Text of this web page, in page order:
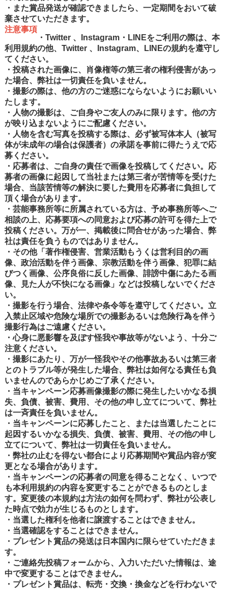
・また賞品発送が確認できましたら、一定期間をおいて破
棄させていただきます。
注意事項
・Twitter 、Instagram・LINEをご利用の際は、本
利用規約の他、Twitter 、Instagram、LINEの規約を遵守し
てください。
・投稿された画像に、肖像権等の第三者の権利侵害があっ
た場合、弊社は一切責任を負いません。
・撮影の際は、他の方のご迷惑にならないようにお願いい
たします。
・人物の撮影は、ご自身やご友人のみに限ります。他の方
が映り込まないようにご配慮ください。
・人物を含む写真を投稿する際は、必ず被写体本人（被写
体が未成年の場合は保護者）の承諾を事前に得たうえで応
募ください。
・応募者は、ご自身の責任で画像を投稿してください。応
募者の画像に起因して当社または第三者が苦情等を受けた
場合、当該苦情等の解決に要した費用を応募者に負担して
頂く場合があります。
・芸能事務所等に所属されている方は、予め事務所等へご
相談の上、応募要項への同意および応募の許可を得た上で
投稿ください。万が一、掲載後に問合せがあった場合、弊
社は責任を負うものではありません。
・その他「著作権侵害、営業活動もうくは営利目的の画
像、政治活動を伴う画像、宗教活動を伴う画像、犯罪に結
びつく画像、公序良俗に反した画像、誹謗中傷にあたる画
像、見た人が不快になる画像」などは投稿しないでくださ
い。
・撮影を行う場合、法律や条令等を遵守してください。立
入禁止区域や危険な場所での撮影あるいは危険行為を伴う
撮影行為はご遠慮ください。
・心身に悪影響を及ぼす怪我や事故等がないよう、十分ご
注意ください。
・撮影にあたり、万が一怪我やその他事故あるいは第三者
とのトラブル等が発生した場合、弊社は如何なる責任も負
いませんのであらかじめご了承ください。
・当キャンペーン応募画像撮影の際に発生したいかなる損
失、負債、被害、費用、その他の申し立てについて、弊社
は一斉責任を負いません。
・当キャンペーンに応募したこと、または当選したことに
起因するいかなる損失、負債、被害、費用、その他の申し
立てについて、弊社は一切責任を負いません。
・弊社の止むを得ない都合により応募期間や賞品内容が変
更となる場合があります。
・当キャンペーンの応募者の同意を得ることなく、いつで
も本利用規約の内容を変更することができるものとしま
す。変更後の本規約は方法の如何を問わず、弊社が公表し
た時点で効力が生じるものとします。
・当選した権利を他者に譲渡することはできません。
・当選確認をすることはできません。
・プレゼント賞品の発送は日本国内に限らせていただきま
す。
・ご連絡先投稿フォームから、入力いただいた情報は、途
中で変更することはできません。
・プレゼント賞品は、転売・交換・換金などを行わないで